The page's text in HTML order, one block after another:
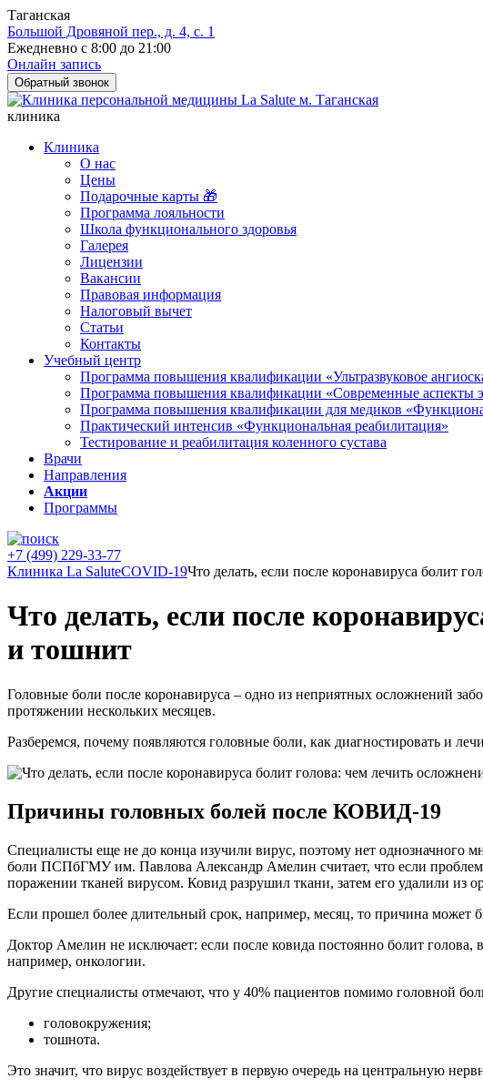
Таганская
Большой Дровяной пер., д. 4, с. 1
Ежедневно с 8:00 до 21:00
Онлайн запись
Обратный звонок
клиника
Клиника
О нас
Цены
Подарочные карты 🎁
Программа лояльности
Школа функционального здоровья
Галерея
Лицензии
Вакансии
Правовая информация
Налоговый вычет
Статьи
Контакты
Учебный центр
Программа повышения квалификации «Ультразвуковое
Программа повышения квалификации «Современные аспекты
Программа повышения квалификации для медиков
Практический интенсив «Функциональная реабилитация»
Тестирование и реабилитация коленного сустава
Врачи
Направления
Акции
Программы
+7 (499) 229-33-77
Клиника La SaluteCOVID-19Что делать, если после коронавируса болит
Что делать, если после
и тошнит
Головные боли после коронавируса – одно из неприятных осложнений
протяжении нескольких месяцев.
Разберемся, почему появляются головные боли, как диагностировать и
Причины головных болей после КОВИД-19
Специалисты еще не до конца изучили вирус, поэтому нет однозначного
боли ПСПбГМУ им. Павлова Александр Амелин считает, что если
поражении тканей вирусом. Ковид разрушил ткани, затем его удалили из
Если прошел более длительный срок, например, месяц, то причина может
Доктор Амелин не исключает: если после ковида постоянно болит
например, онкологии.
Другие специалисты отмечают, что у 40% пациентов помимо головной
головокружения;
тошнота.
Это значит, что вирус воздействует в первую очередь на центральную